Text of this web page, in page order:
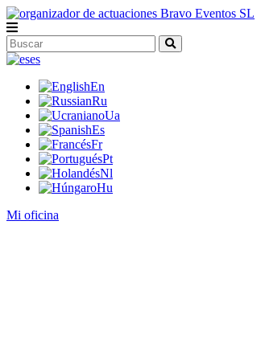
es
En
Ru
Ua
Es
Fr
Pt
Nl
Hu
Mi oficina